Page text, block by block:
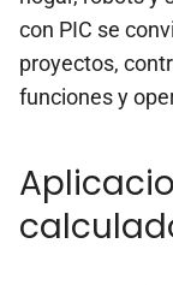
con PIC se
proyectos,
funciones y